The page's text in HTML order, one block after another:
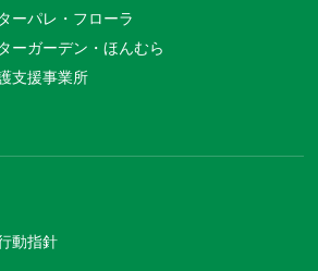
ーパレ・フローラ
ーガーデン・ほんむら
支援事業所
動指針